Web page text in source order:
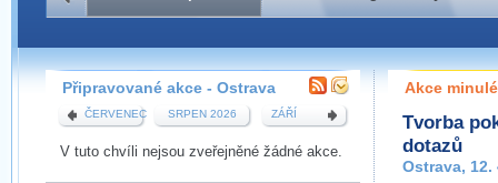
Kontakt na organizátory
Pokud máte jakýkoliv dotaz na organizátory této
pobočky, prosím neváhejte nás kontaktovat na e-mailu:
ostrava@wug.cz
Připravované akce - Ostrava
ČERVENEC SRPEN 2026 ZÁŘÍ
V tuto chvíli nejsou zveřejněné žádné akce.
Akce
Tvorba
dotazů
Ostrava, 12.